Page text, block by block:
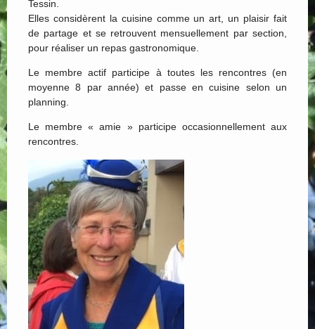
Tessin.
Elles considèrent la cuisine comme un art, un plaisir fait
de partage et se retrouvent mensuellement par section,
pour réaliser un repas gastronomique.
Le membre actif participe à toutes les rencontres (en
moyenne 8 par année) et passe en cuisine selon un
planning.
Le membre « amie » participe occasionnellement aux
rencontres.